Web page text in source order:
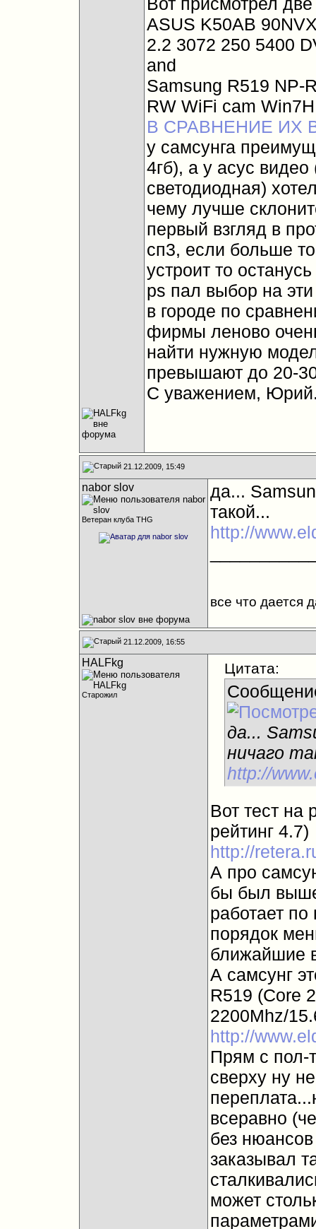
ASUS K50AB
2.2 3072 250 5400
and
Samsung R519 NP-
RW WiFi cam
В СРАВНЕНИЕ ИХ
у самсунга
4гб), а у асус
светодиодная)
чему лучше
первый взгляд в
сп3, если больше
устроит то
ps пал выбор на
в городе по
фирмы леново
найти нужную
превышают до 20-
С уважением,
21.12.2009, 15:49
nabor slov
Ветеран клуба THG
да...
такой...
http://
все что дается
21.12.2009, 16:55
HALFkg
Старожил
Цитата:
да...
ничаго
http://
Вот тест на
рейтинг 4.7)
http://
А про
бы был
работает
порядок
ближайшие
А самсунг
R519 (Core
2200Mhz/
http://
Прям с пол-
сверху ну
всеравно
без
заказывал
может